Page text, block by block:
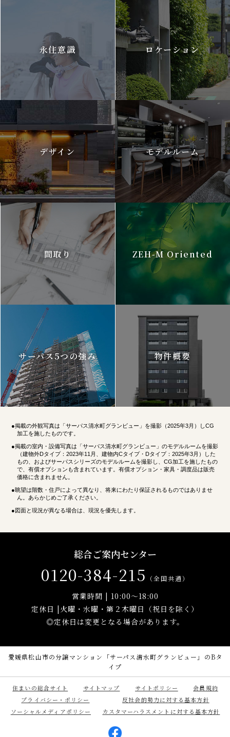
愛媛県松山市の分譲マンション「サーパス清水町グランビュー」のBタ
イプ
●掲載の外観写真は「サーパス清水町グランビュー」を撮影（2025年3月）しCG
加工を施したものです。
●掲載の室内・設備写真は「サーパス清水町グランビュー」のモデルルームを撮影
（建物外Dタイプ：2023年11月、建物内Cタイプ・Dタイプ：2025年3月）した
もの、およびサーパスシリーズのモデルルームを撮影し、CG加工を施したもの
で、有償オプションも含まれています。有償オプション・家具・調度品は販売
価格に含まれません。
●眺望は階数・住戸によって異なり、将来にわたり保証されるものではありませ
ん。あらかじめご了承ください。
●図面と現況が異なる場合は、現況を優先します。
永住意識 ロケーション
デザイン モデルルーム
間取り ZEH-M Oriented
サーパス5つの強み 物件概要
総合ご案内センター
0120-384-215 （全国共通）
営業時間 | 10:00～18:00
定休日 |火曜・水曜・第２木曜日（祝日を除く）
◎定休日は変更となる場合があります。
住まいの総合サイト サイトマップ サイトポリシー
会員規約
プライバシー・ポリシー
反社会的勢力に対する基本方針
ソーシャルメディアポリシー
カスタマーハラスメントに対する基本方針